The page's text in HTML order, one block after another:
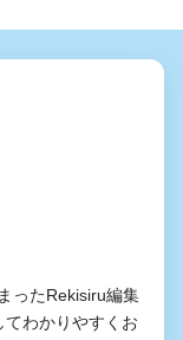
ったRekisiru編集
わかりやすくお